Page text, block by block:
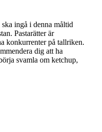
ingå i denna måltid
Pastarätter är
konkurrenter på tallriken.
dig att ha
svamla om ketchup,